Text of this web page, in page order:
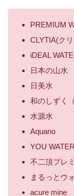
PREMIUM
CLYTIA(ク
iDEAL
日本の山水
日美水
和のしずく
水源水
Aquano
YOU
不二頂プレ
まるっとウ
acure mine